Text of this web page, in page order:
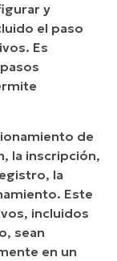
y
el paso
Es
de
la inscripción,
la
Este
incluidos
sean
en un